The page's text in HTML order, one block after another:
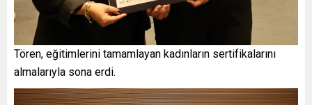
Tören, eğitimlerini tamamlayan kadınların sertifikalarını
almalarıyla sona erdi.